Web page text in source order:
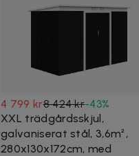
4 799 kr8 424 kr-43%
XXL trädgårdsskjul,
galvaniserat stål, 3,6m²,
280x130x172cm, med